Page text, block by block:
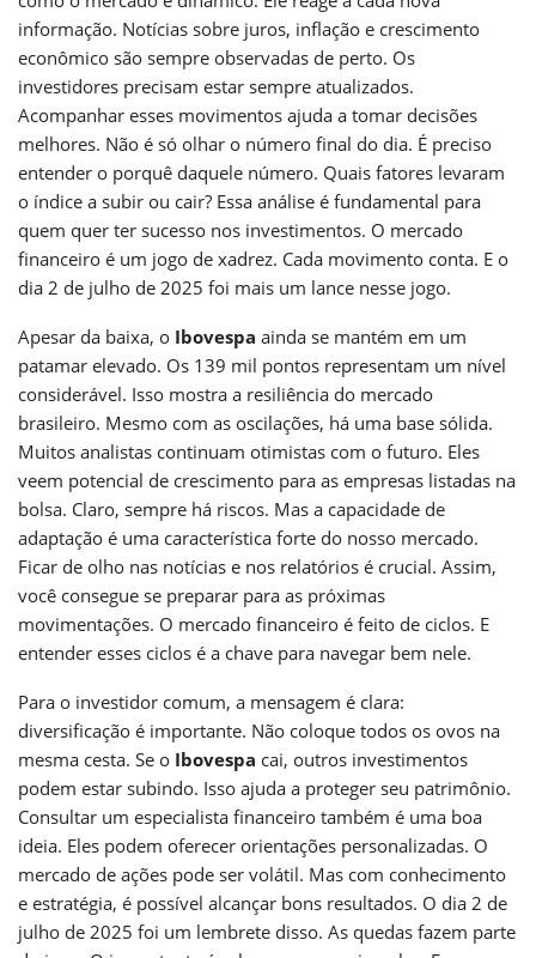
informação. Notícias sobre juros, inflação e crescimento
econômico são sempre observadas de perto. Os
investidores precisam estar sempre atualizados.
Acompanhar esses movimentos ajuda a tomar decisões
melhores. Não é só olhar o número final do dia. É preciso
entender o porquê daquele número. Quais fatores levaram
o índice a subir ou cair? Essa análise é fundamental para
quem quer ter sucesso nos investimentos. O mercado
financeiro é um jogo de xadrez. Cada movimento conta. E o
dia 2 de julho de 2025 foi mais um lance nesse jogo.
Apesar da baixa, o Ibovespa ainda se mantém em um
patamar elevado. Os 139 mil pontos representam um nível
considerável. Isso mostra a resiliência do mercado
brasileiro. Mesmo com as oscilações, há uma base sólida.
Muitos analistas continuam otimistas com o futuro. Eles
veem potencial de crescimento para as empresas listadas na
bolsa. Claro, sempre há riscos. Mas a capacidade de
adaptação é uma característica forte do nosso mercado.
Ficar de olho nas notícias e nos relatórios é crucial. Assim,
você consegue se preparar para as próximas
movimentações. O mercado financeiro é feito de ciclos. E
entender esses ciclos é a chave para navegar bem nele.
Para o investidor comum, a mensagem é clara:
diversificação é importante. Não coloque todos os ovos na
mesma cesta. Se o Ibovespa cai, outros investimentos
podem estar subindo. Isso ajuda a proteger seu patrimônio.
Consultar um especialista financeiro também é uma boa
ideia. Eles podem oferecer orientações personalizadas. O
mercado de ações pode ser volátil. Mas com conhecimento
e estratégia, é possível alcançar bons resultados. O dia 2 de
julho de 2025 foi um lembrete disso. As quedas fazem parte